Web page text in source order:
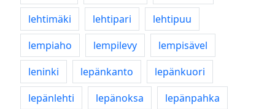
lehtimäki
lehtipari
lehtipuu
lempiaho
lempilevy
lempisävel
leninki
lepänkanto
lepänkuori
lepänlehti
lepänoksa
lepänpahka